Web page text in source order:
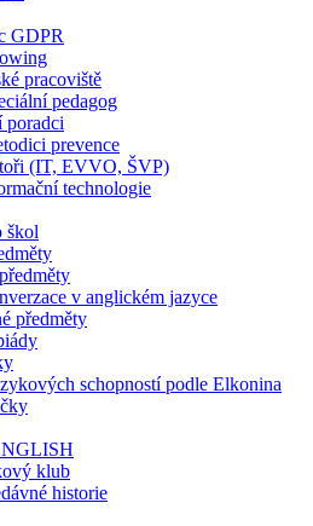
GDPR
pracoviště
pedagog
prevence
(IT, EVVO, ŠVP)
technologie
škol
v anglickém jazyce
předměty
schopností podle Elkonina
klub
historie